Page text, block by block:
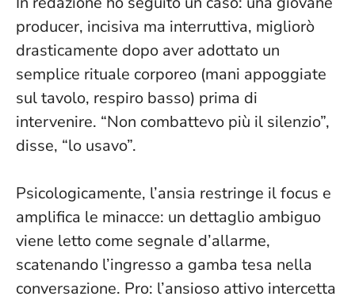
producer, incisiva ma interruttiva, migliorò
drasticamente dopo aver adottato un
semplice rituale corporeo (mani appoggiate
sul tavolo, respiro basso) prima di
intervenire. “Non combattevo più il silenzio”,
disse, “lo usavo”.
Psicologicamente, l’ansia restringe il focus e
amplifica le minacce: un dettaglio ambiguo
viene letto come segnale d’allarme,
scatenando l’ingresso a gamba tesa nella
conversazione. Pro: l’ansioso attivo intercetta